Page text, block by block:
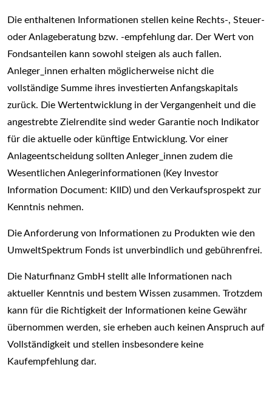
Die enthaltenen Informationen stellen keine Rechts-, Steuer-
oder Anlageberatung bzw. -empfehlung dar. Der Wert von
Fondsanteilen kann sowohl steigen als auch fallen.
Anleger_innen erhalten möglicherweise nicht die
vollständige Summe ihres investierten Anfangskapitals
zurück. Die Wertentwicklung in der Vergangenheit und die
angestrebte Zielrendite sind weder Garantie noch Indikator
für die aktuelle oder künftige Entwicklung. Vor einer
Anlageentscheidung sollten Anleger_innen zudem die
Wesentlichen Anlegerinformationen (Key Investor
Information Document: KIID) und den Verkaufsprospekt zur
Kenntnis nehmen.
Die Anforderung von Informationen zu Produkten wie den
UmweltSpektrum Fonds ist unverbindlich und gebührenfrei.
Die Naturfinanz GmbH stellt alle Informationen nach
aktueller Kenntnis und bestem Wissen zusammen. Trotzdem
kann für die Richtigkeit der Informationen keine Gewähr
übernommen werden, sie erheben auch keinen Anspruch auf
Vollständigkeit und stellen insbesondere keine
Kaufempfehlung dar.